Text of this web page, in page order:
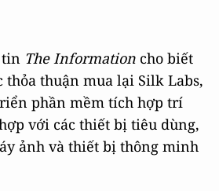
tin The Information cho biết
thỏa thuận mua lại Silk Labs,
phần mềm tích hợp trí
với các thiết bị tiêu dùng,
ảnh và thiết bị thông minh